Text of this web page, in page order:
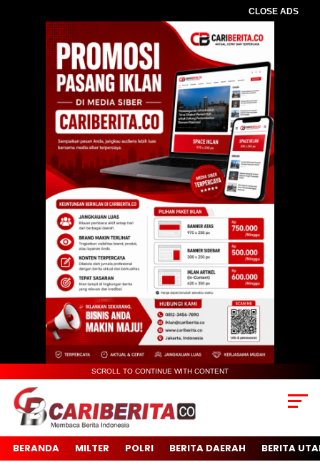
CLOSE ADS
SCROLL TO CONTINUE WITH CONTENT
BERANDA MILTER POLRI BERITA DAERAH BERITA